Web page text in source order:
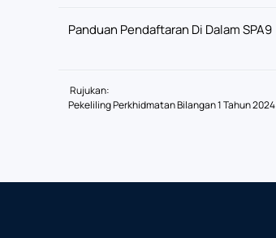
Panduan Pendaftaran Di Dalam SPA9
Rujukan:
Pekeliling Perkhidmatan Bilangan 1 Tahun 2024